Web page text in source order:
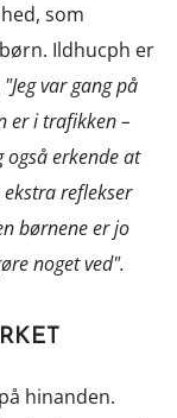
som
Ildhucph er
"Jeg var gang på
er i trafikken –
også erkende at
reflekser
børnene er jo
noget ved".
hinanden.